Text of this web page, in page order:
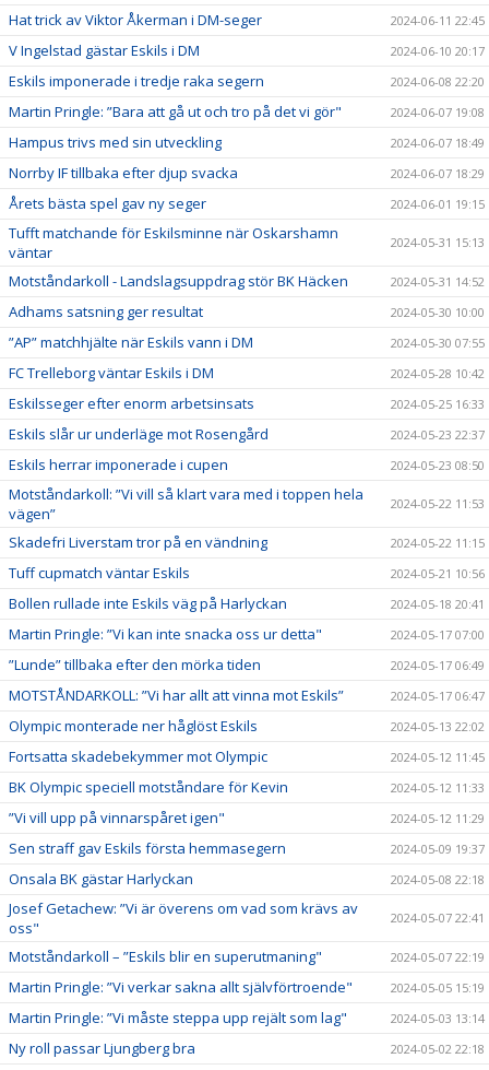
Hat trick av Viktor Åkerman i DM-seger 2024-06-11 22:45
V Ingelstad gästar Eskils i DM 2024-06-10 20:17
Eskils imponerade i tredje raka segern 2024-06-08 22:20
Martin Pringle: ”Bara att gå ut och tro på det vi gör" 2024-06-07 19:08
Hampus trivs med sin utveckling 2024-06-07 18:49
Norrby IF tillbaka efter djup svacka 2024-06-07 18:29
Årets bästa spel gav ny seger 2024-06-01 19:15
Tufft matchande för Eskilsminne när Oskarshamn
väntar
2024-05-31 15:13
Motståndarkoll - Landslagsuppdrag stör BK Häcken 2024-05-31 14:52
Adhams satsning ger resultat 2024-05-30 10:00
”AP” matchhjälte när Eskils vann i DM 2024-05-30 07:55
FC Trelleborg väntar Eskils i DM 2024-05-28 10:42
Eskilsseger efter enorm arbetsinsats 2024-05-25 16:33
Eskils slår ur underläge mot Rosengård 2024-05-23 22:37
Eskils herrar imponerade i cupen 2024-05-23 08:50
Motståndarkoll: ”Vi vill så klart vara med i toppen hela
vägen”
2024-05-22 11:53
Skadefri Liverstam tror på en vändning 2024-05-22 11:15
Tuff cupmatch väntar Eskils 2024-05-21 10:56
Bollen rullade inte Eskils väg på Harlyckan 2024-05-18 20:41
Martin Pringle: ”Vi kan inte snacka oss ur detta" 2024-05-17 07:00
”Lunde” tillbaka efter den mörka tiden 2024-05-17 06:49
MOTSTÅNDARKOLL: ”Vi har allt att vinna mot Eskils” 2024-05-17 06:47
Olympic monterade ner håglöst Eskils 2024-05-13 22:02
Fortsatta skadebekymmer mot Olympic 2024-05-12 11:45
BK Olympic speciell motståndare för Kevin 2024-05-12 11:33
”Vi vill upp på vinnarspåret igen" 2024-05-12 11:29
Sen straff gav Eskils första hemmasegern 2024-05-09 19:37
Onsala BK gästar Harlyckan 2024-05-08 22:18
Josef Getachew: ”Vi är överens om vad som krävs av
oss"
2024-05-07 22:41
Motståndarkoll – ”Eskils blir en superutmaning" 2024-05-07 22:19
Martin Pringle: ”Vi verkar sakna allt självförtroende" 2024-05-05 15:19
Martin Pringle: ”Vi måste steppa upp rejält som lag" 2024-05-03 13:14
Ny roll passar Ljungberg bra 2024-05-02 22:18